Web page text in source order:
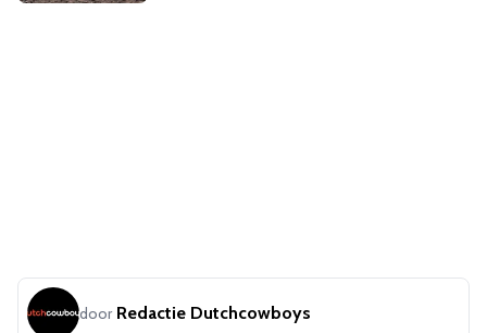
door Redactie Dutchcowboys